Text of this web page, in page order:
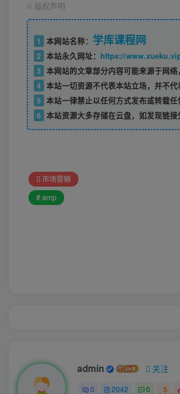
© 版权声明
1 本网站名称： 学库课程网
2 本站永久网址： https://
3 本网站的文章部分内容可能来源于网
4 本站一切资源不代表本站立场，并不
5 本站一律禁止以任何方式发布或转载
6 本站资源大多存储在云盘，如发现链
市场营销
# amp
admin 关注
0 2042 0 5